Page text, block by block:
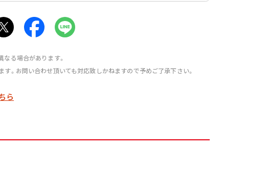
る場合があります。
。お問い合わせ頂いても対応致しかねますので予めご了承下さい。
ら